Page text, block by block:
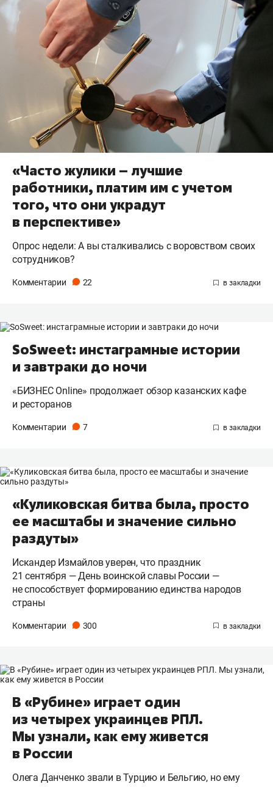
«Часто жулики – лучшие
работники, платим им с учетом
того, что они украдут
в перспективе»
Опрос недели: А вы сталкивались с воровством своих
сотрудников?
Комментарии 22
SoSweet: инстаграмные истории
и завтраки до ночи
«БИЗНЕС Online» продолжает обзор казанских кафе
и ресторанов
Комментарии 7
«Куликовская битва была, просто
ее масштабы и значение сильно
раздуты»
Искандер Измайлов уверен, что праздник
21 сентября — День воинской славы России —
не способствует формированию единства народов
страны
Комментарии 300
В «Рубине» играет один
из четырех украинцев РПЛ.
Мы узнали, как ему живется
в России
Олега Данченко звали в Турцию и Бельгию, но ему